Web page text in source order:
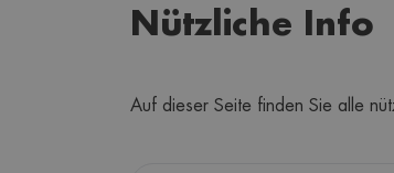
Nützliche Info
Auf dieser Seite finden Sie alle